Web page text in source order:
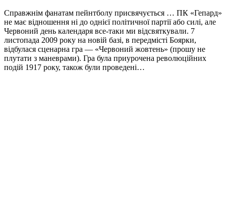
Справжнім фанатам пейнтболу присвячується … ПК «Гепард»
не має відношення ні до однієї політичної партії або силі, але
Червоний день календаря все-таки ми відсвяткували. 7
листопада 2009 року на новій базі, в передмісті Боярки,
відбулася сценарна гра — «Червоний жовтень» (прошу не
плутати з маневрами). Гра була приурочена революційних
подій 1917 року, також були проведені…